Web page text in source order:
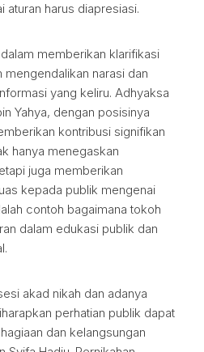
aturan harus diapresiasi.
memberikan klarifikasi
mengendalikan narasi dan
yang keliru. Adhyaksa
Yahya, dengan posisinya
kontribusi signifikan
hanya menegaskan
juga memberikan
kepada publik mengenai
contoh bagaimana tokoh
dalam edukasi publik dan
akad nikah dan adanya
perhatian publik dapat
dan kelangsungan